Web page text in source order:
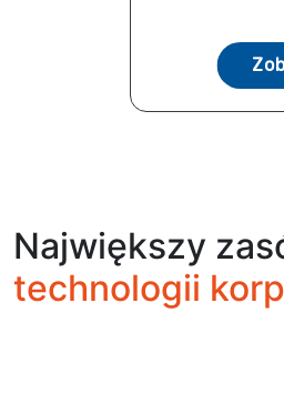
Największy
technologii